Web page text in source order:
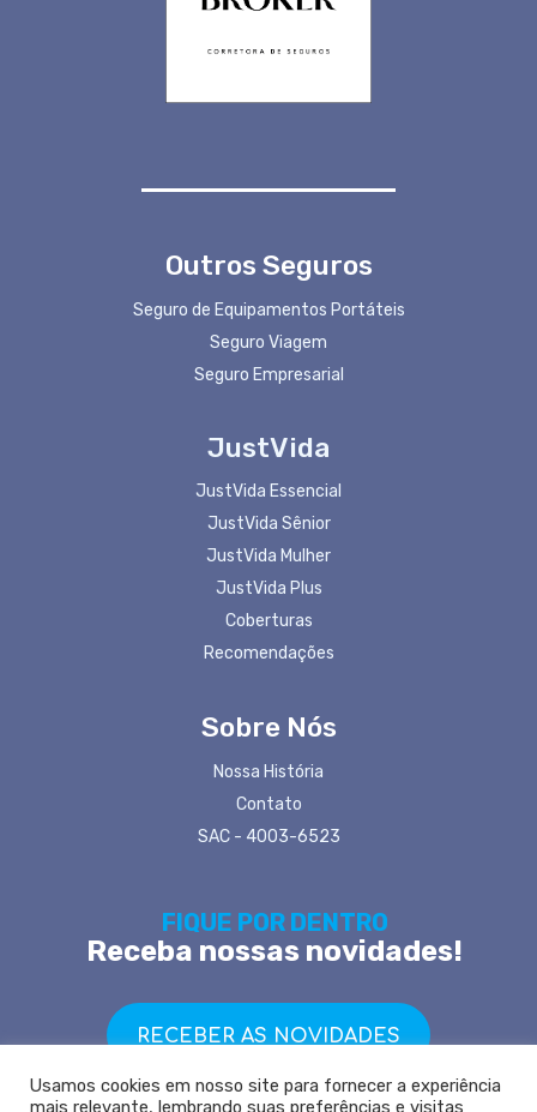
Outros Seguros
Seguro de Equipamentos Portáteis
Seguro Viagem
Seguro Empresarial
JustVida
JustVida Essencial
JustVida Sênior
JustVida Mulher
JustVida Plus
Coberturas
Recomendações
Sobre Nós
Nossa História
Contato
SAC - 4003-6523
FIQUE POR DENTRO
Receba nossas novidades!
RECEBER AS NOVIDADES
Usamos cookies em nosso site para fornecer a experiência
mais relevante, lembrando suas preferências e visitas